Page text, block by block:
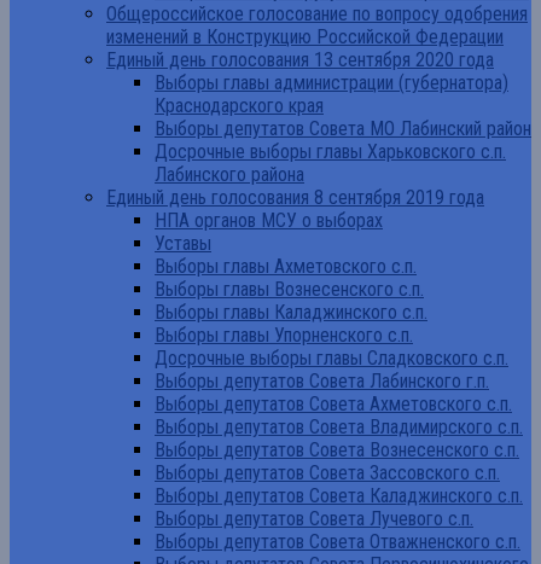
Общероссийское голосование по вопросу одобрения
изменений в Конструкцию Российской Федерации
Единый день голосования 13 сентября 2020 года
Выборы главы администрации (губернатора)
Краснодарского края
Выборы депутатов Совета МО Лабинский район
Досрочные выборы главы Харьковского с.п.
Лабинского района
Единый день голосования 8 сентября 2019 года
НПА органов МСУ о выборах
Уставы
Выборы главы Ахметовского с.п.
Выборы главы Вознесенского с.п.
Выборы главы Каладжинского с.п.
Выборы главы Упорненского с.п.
Досрочные выборы главы Сладковского с.п.
Выборы депутатов Совета Лабинского г.п.
Выборы депутатов Совета Ахметовского с.п.
Выборы депутатов Совета Владимирского с.п.
Выборы депутатов Совета Вознесенского с.п.
Выборы депутатов Совета Зассовского с.п.
Выборы депутатов Совета Каладжинского с.п.
Выборы депутатов Совета Лучевого с.п.
Выборы депутатов Совета Отважненского с.п.